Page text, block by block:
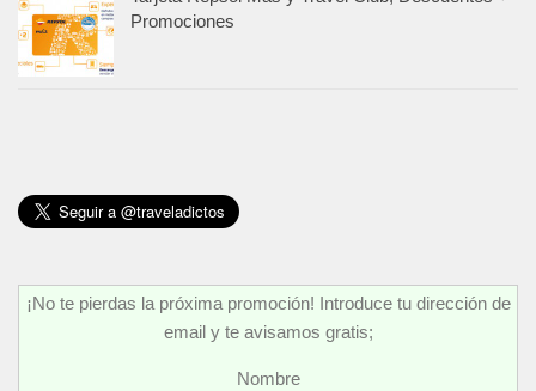
Promociones
¡No te pierdas la próxima promoción! Introduce tu dirección de
email y te avisamos gratis;
Nombre